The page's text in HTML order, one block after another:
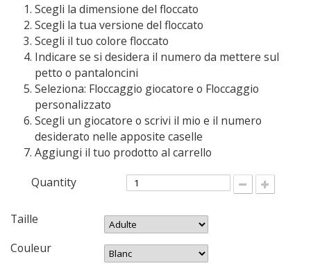
Scegli la dimensione del floccato
Scegli la tua versione del floccato
Scegli il tuo colore floccato
Indicare se si desidera il numero da mettere sul
petto o pantaloncini
Seleziona: Floccaggio giocatore o Floccaggio
personalizzato
Scegli un giocatore o scrivi il mio e il numero
desiderato nelle apposite caselle
Aggiungi il tuo prodotto al carrello
Quantity
Taille
Couleur